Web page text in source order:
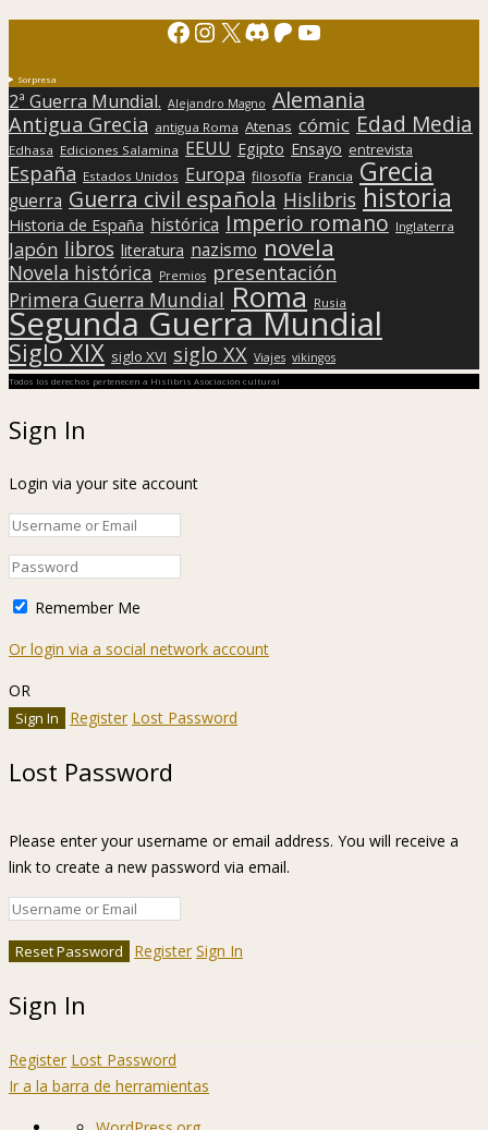
Facebook
Instagram
X Discord
Patreon
YouTube
Sorpresa
2ª Guerra Mundial. Alejandro Magno Alemania
Antigua Grecia antigua Roma Atenas cómic Edad Media
Edhasa Ediciones Salamina EEUU Egipto Ensayo entrevista
España Estados Unidos Europa filosofía Francia Grecia
guerra Guerra civil española Hislibris historia
Historia de España histórica Imperio romano Inglaterra
Japón libros literatura nazismo novela
Novela histórica Premios presentación
Primera Guerra Mundial Roma Rusia
Segunda Guerra Mundial
Siglo XIX siglo XVI siglo XX Viajes vikingos
Todos los derechos pertenecen a Hislibris Asociación cultural
Sign In
Login via your site account
Remember Me
Or login via a social network account
OR
Register Lost Password
Lost Password
Please enter your username or email address. You will receive a
link to create a new password via email.
Register Sign In
Sign In
Register Lost Password
Ir a la barra de herramientas
Acerca